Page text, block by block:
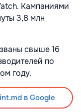
Кампаниями
3,8 млн
свыше 16
по
году.
в Google